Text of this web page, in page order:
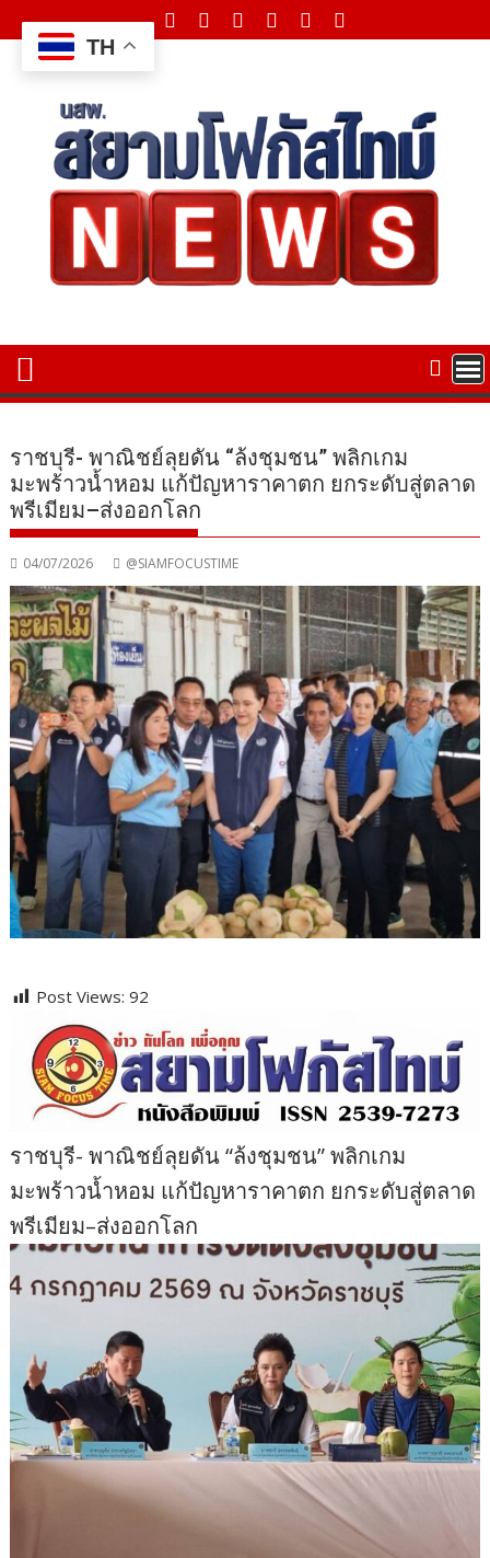
to
content
ราชบุรี- พาณิชย์ลุยดัน “ล้งชุมชน” พลิกเกม
มะพร้าวน้ำหอม แก้ปัญหาราคาตก ยกระดับสู่ตลาด
พรีเมียม–ส่งออกโลก
04/07/2026 @SIAMFOCUSTIME
Post Views: 92
ราชบุรี- พาณิชย์ลุยดัน “ล้งชุมชน” พลิกเกม
มะพร้าวน้ำหอม แก้ปัญหาราคาตก ยกระดับสู่ตลาด
พรีเมียม–ส่งออกโลก
TH